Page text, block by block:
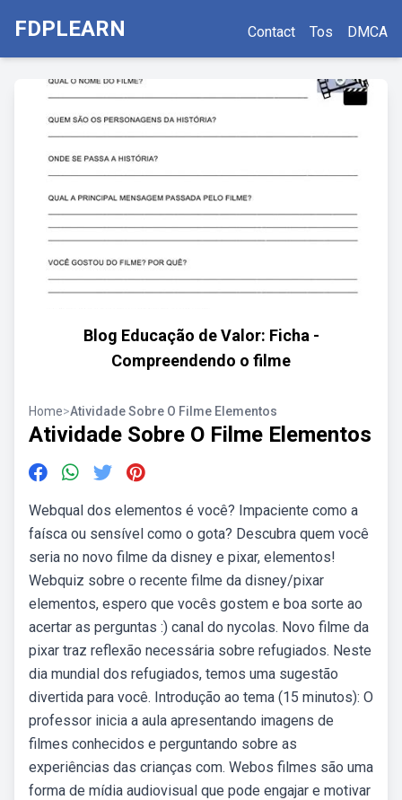
FDPLEARN Contact Tos DMCA
Blog Educação de Valor: Ficha -
Compreendendo o filme
Home>Atividade Sobre O Filme Elementos
Atividade Sobre O Filme Elementos
Webqual dos elementos é você? Impaciente como a
faísca ou sensível como o gota? Descubra quem você
seria no novo filme da disney e pixar, elementos!
Webquiz sobre o recente filme da disney/pixar
elementos, espero que vocês gostem e boa sorte ao
acertar as perguntas :) canal do nycolas. Novo filme da
pixar traz reflexão necessária sobre refugiados. Neste
dia mundial dos refugiados, temos uma sugestão
divertida para você. Introdução ao tema (15 minutos): O
professor inicia a aula apresentando imagens de
filmes conhecidos e perguntando sobre as
experiências das crianças com. Webos filmes são uma
forma de mídia audiovisual que pode engajar e motivar